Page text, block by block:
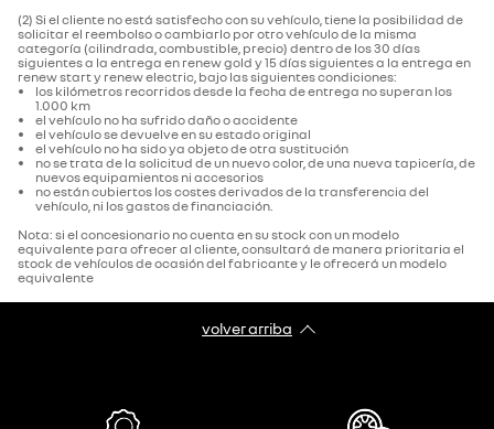
(2) Si el cliente no está satisfecho con su vehículo, tiene la posibilidad de
solicitar el reembolso o cambiarlo por otro vehículo de la misma
categoría (cilindrada, combustible, precio) dentro de los 30 días
siguientes a la entrega en renew gold y 15 días siguientes a la entrega en
renew start y renew electric, bajo las siguientes condiciones:
los kilómetros recorridos desde la fecha de entrega no superan los
1.000 km
el vehículo no ha sufrido daño o accidente
el vehículo se devuelve en su estado original
el vehículo no ha sido ya objeto de otra sustitución
no se trata de la solicitud de un nuevo color, de una nueva tapicería, de
nuevos equipamientos ni accesorios
no están cubiertos los costes derivados de la transferencia del
vehículo, ni los gastos de financiación.
Nota: si el concesionario no cuenta en su stock con un modelo
equivalente para ofrecer al cliente, consultará de manera prioritaria el
stock de vehículos de ocasión del fabricante y le ofrecerá un modelo
equivalente
volver arriba